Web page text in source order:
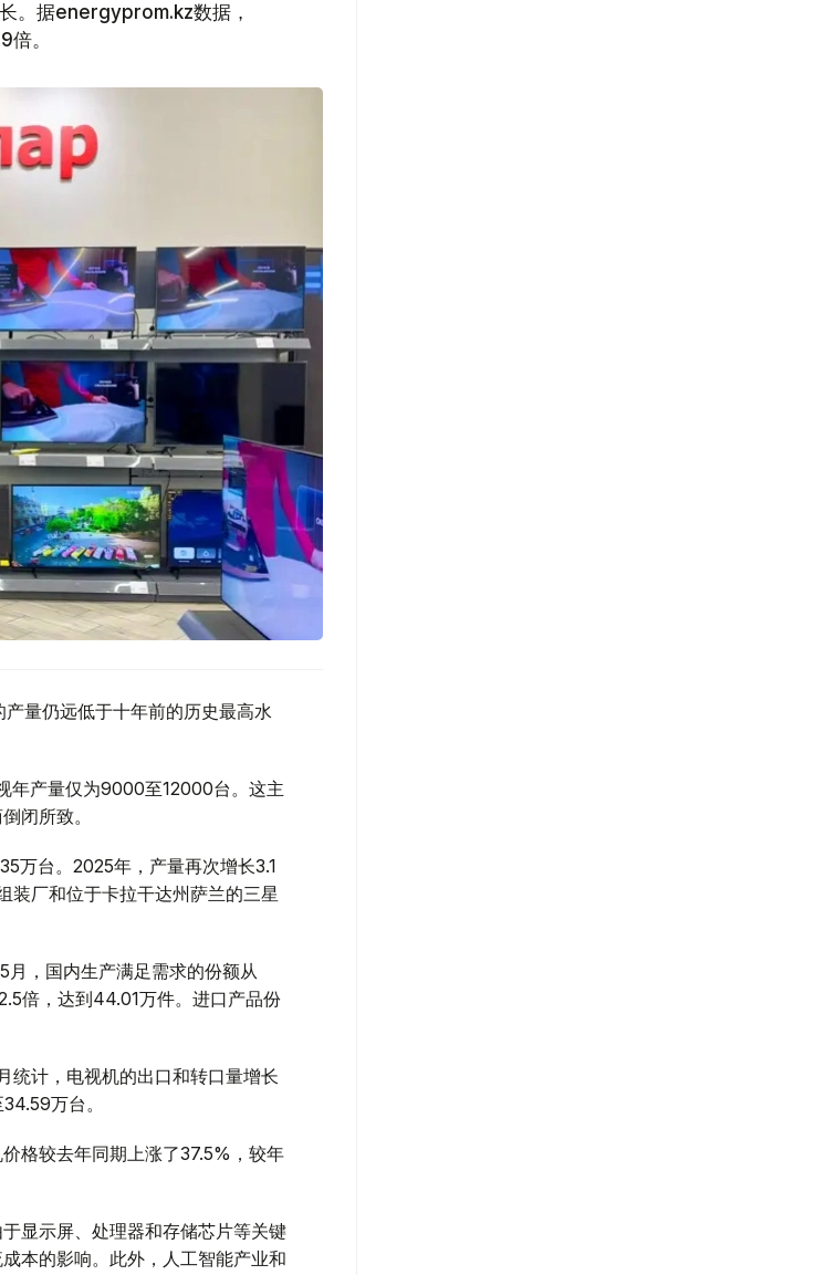
。据energyprom.kz数据，
。
量仍远低于十年前的历史最高水
年产量仅为9000至12000台。这主
闭所致。
万台。2025年，产量再次增长3.1
装厂和位于卡拉干达州萨兰的三星
，国内生产满足需求的份额从
倍，达到44.01万件。进口产品份
统计，电视机的出口和转口量增长
万台。
格较去年同期上涨了37.5%，较年
显示屏、处理器和存储芯片等关键
本的影响。此外，人工智能产业和